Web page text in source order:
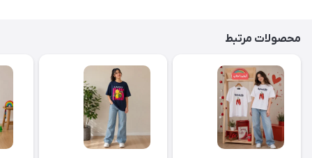
محصولات مرتبط